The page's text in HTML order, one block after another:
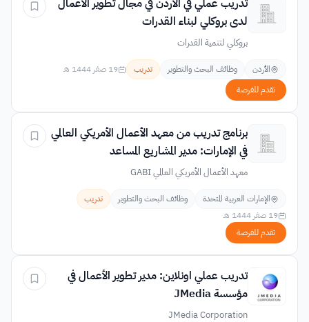
تدريب عملي في الأردن في مجال تطوير الأعمال
لدى بروكلي لبناء القدرات
بروكلي لتنمية القدرات
الأردن وظائف البحث والتطوير تدريب
19 صفر 1444 هـ
تقدم للفرصة
برنامج تدريب من معهد الأعمال الأمريكي العالمي
في الإمارات: مدير المشاريع المساعد
معهد الأعمال الأمريكي العالمي GABI
الإمارات العربية المتحدة وظائف البحث والتطوير
تدريب
19 صفر 1444 هـ
تقدم للفرصة
تدريب عملي اونلاين: مدير تطوير الأعمال في
مؤسسة JMedia
JMedia Corporation